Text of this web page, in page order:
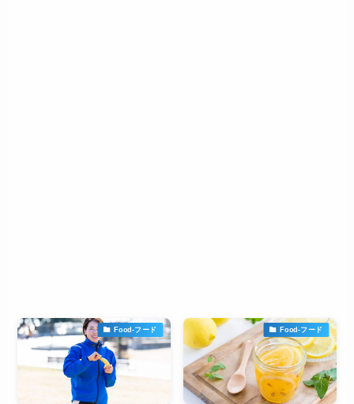
Food-フード Food-フード